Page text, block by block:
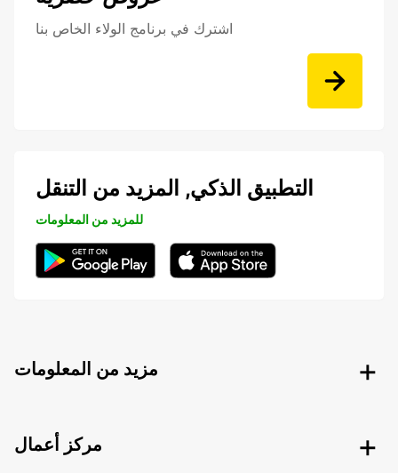
اشترك في برنامج الولاء الخاص بنا
التطبيق الذكي, المزيد من التنقل
للمزيد من المعلومات
مزيد من المعلومات
مركز أعمال